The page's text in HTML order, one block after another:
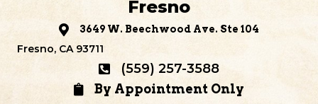
Fresno
3649 W. Beechwood Ave. Ste 104
Fresno, CA 93711
(559) 257-3588
By Appointment Only